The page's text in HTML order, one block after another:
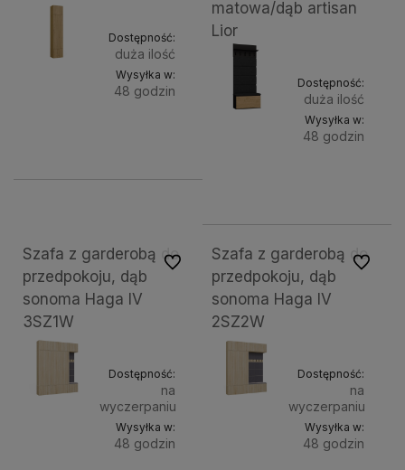
Dostępność:
duża ilość
Wysyłka w:
48 godzin
matowa/dąb artisan
Lior
Dostępność:
duża ilość
Wysyłka w:
48 godzin
Szafa z garderobą do
przedpokoju, dąb
sonoma Haga IV
3SZ1W
Dostępność:
na
wyczerpaniu
Wysyłka w:
48 godzin
Do ulubionychSzafa z garderobą do
przedpokoju, dąb
sonoma Haga IV
2SZ2W
Dostępność:
na
wyczerpaniu
Wysyłka w:
48 godzin
Do